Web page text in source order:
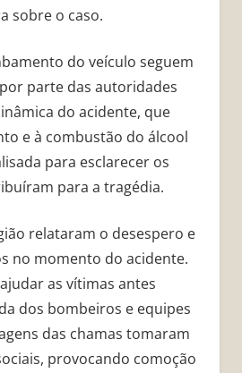
sobre o caso.
do veículo seguem
parte das autoridades
do acidente, que
e à combustão do álcool
para esclarecer os
para a tragédia.
relataram o desespero e
no momento do acidente.
as vítimas antes
dos bombeiros e equipes
das chamas tomaram
provocando comoção